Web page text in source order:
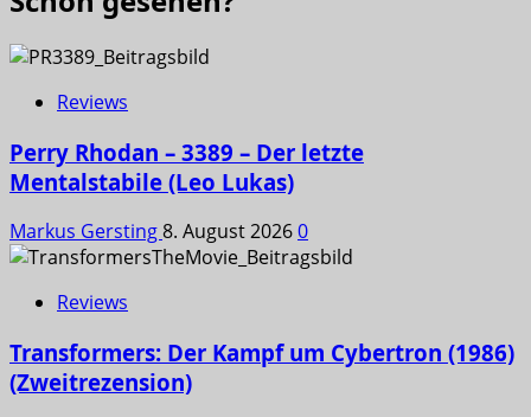
Reviews
Perry Rhodan – 3389 – Der letzte
Mentalstabile (Leo Lukas)
Markus Gersting8. August 20260
Reviews
Transformers: Der Kampf um Cybertron (1986)
(Zweitrezension)